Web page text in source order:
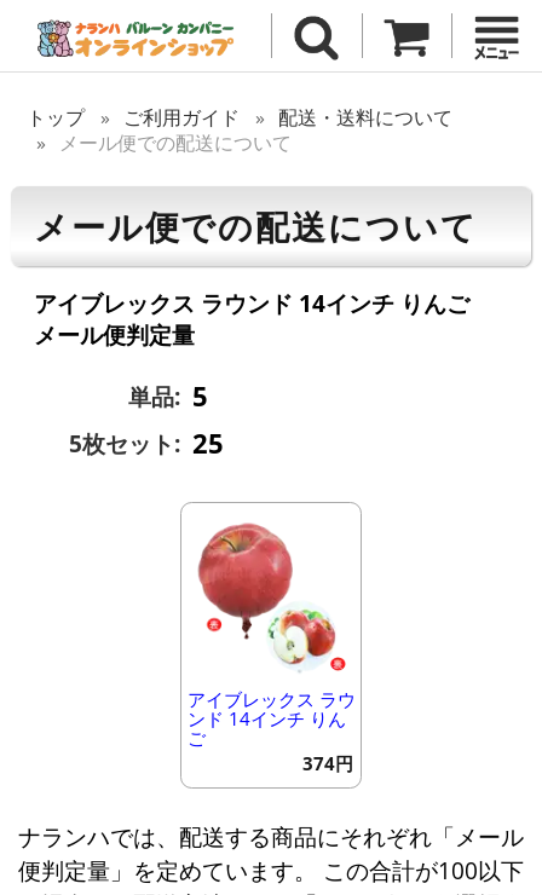
トップ ご利用ガイド
配送・送料について
メール便での配送について
メール便での配送について
アイブレックス ラウンド 14インチ りんご
メール便判定量
単品: 5
5枚セット: 25
アイブレックス ラウ
ンド 14インチ りん
ご
374円
ナランハでは、配送する商品にそれぞれ「メール
便判定量」を定めています。 この合計が100以下